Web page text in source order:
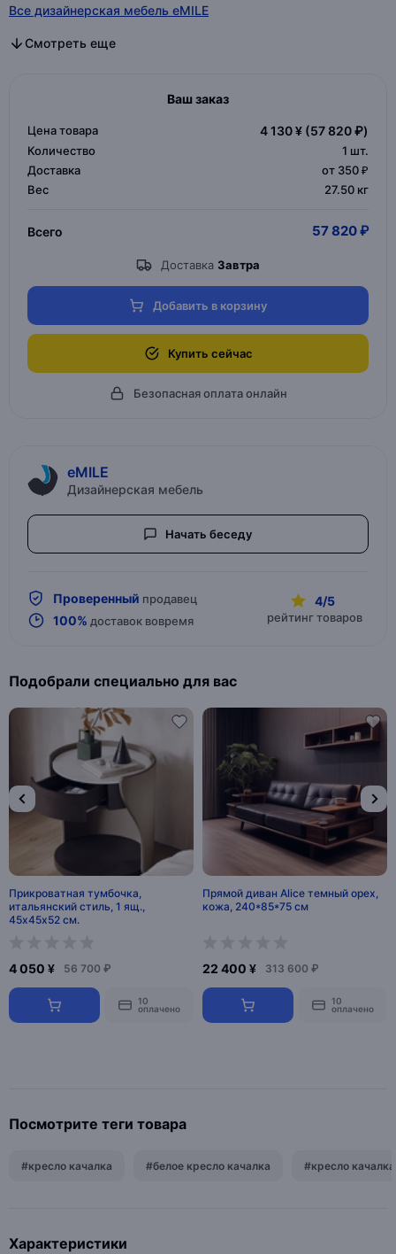
Все дизайнерская мебель eMILE
Все мебель для дома и офиса eMILE
Все кресло качалка в категории
Все мебель для дома в категории
Все мебель в гостиную в категории
Все дизайнерская мебель в категории
Все мебель для дома и офиса в категории
Смотреть еще
Ваш заказ
Цена товара 4 130 ¥ (57 820 ₽)
Количество 1 шт.
Доставка
от 350 ₽
Вес
27.50 кг
Всего 57 820 ₽
Доставка Завтра
Добавить в корзину
Купить сейчас
Безопасная оплата онлайн
eMILE
Дизайнерская мебель
Начать беседу
Проверенный продавец
100% доставок вовремя
4/5
рейтинг товаров
Подобрали специально для вас
Прикроватная тумбочка,
итальянский стиль, 1 ящ.,
45х45х52 см.
4 050 ¥ 56 700 ₽
10
оплачено
Прямой диван Alice темный орех,
кожа, 240*85*75 см
22 400 ¥ 313 600 ₽
10
оплачено
Посмотрите теги товара
#кресло качалка #белое кресло качалка #кресло
Характеристики